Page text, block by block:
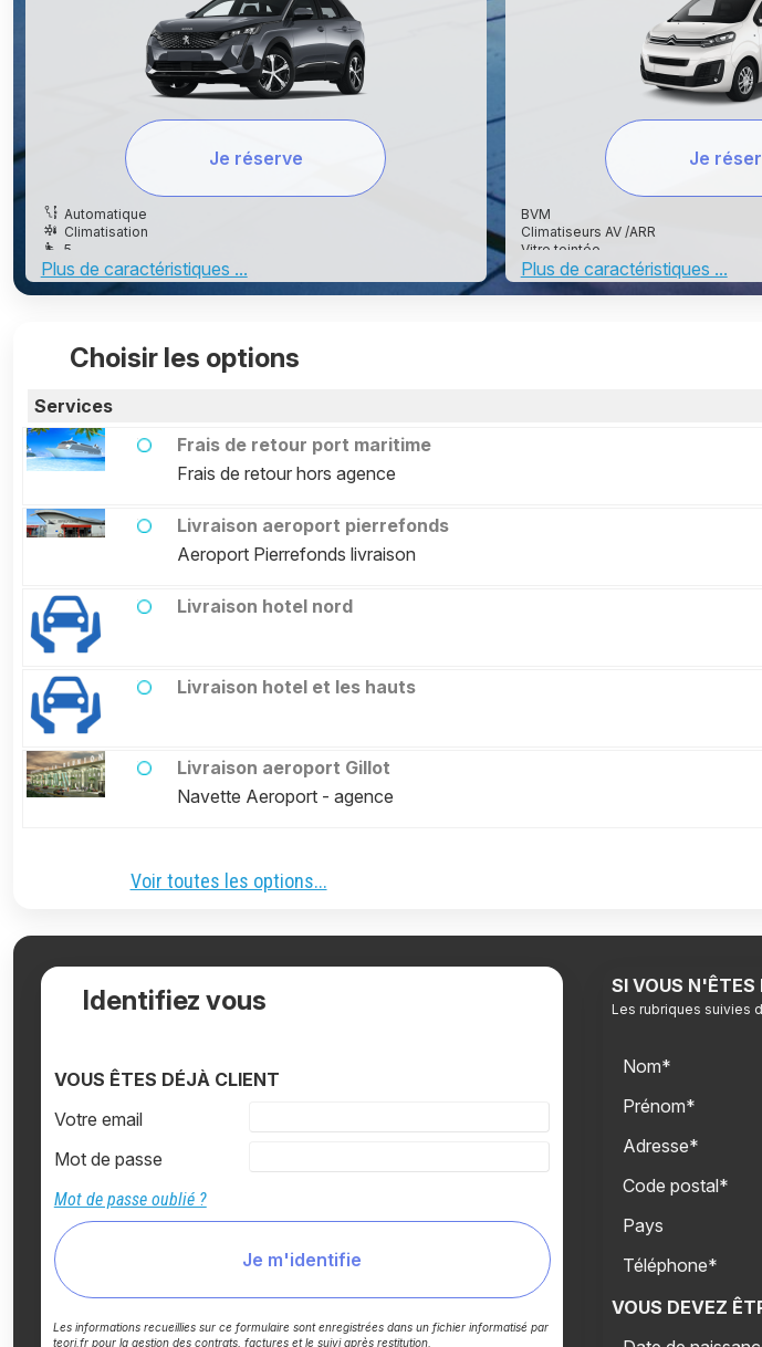
Je réserve
Automatique
Climatisation
5
SP98
5
Plus de caractéristiques ...
Je
BVM
Climatiseurs AV /ARR
Vitre teintée
Bluetooth
Long Chassis
Plus de caractéristiques ...
Choisir les options
Services
Frais de retour port maritime
Frais de retour hors agence
Livraison aeroport pierrefonds
Aeroport Pierrefonds livraison
Livraison hotel nord
Livraison hotel et les hauts
Livraison aeroport Gillot
Navette Aeroport - agence
Voir toutes les options...
Identifiez vous
VOUS ÊTES DÉJÀ CLIENT
Votre email
Mot de passe
Mot de passe oublié ?
Je m'identifie
Les informations recueillies sur ce formulaire sont enregistrées dans un fichier informatisé par
teori.fr pour la gestion des contrats, factures et le suivi après restitution.
SI VOUS N'ÊTES
Les rubriques suivies
Nom*
Prénom*
Adresse*
Code postal*
Pays
Téléphone*
VOUS DEVEZ